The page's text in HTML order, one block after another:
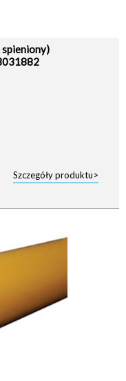
spieniony)
Szczegóły produktu>